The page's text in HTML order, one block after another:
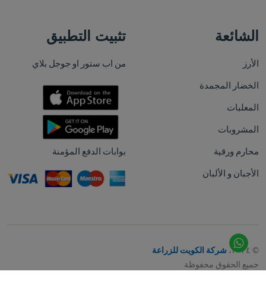
الشائعة
الأرز
الخضار المجمدة
المعلبات
المشروبات
محارم ورقية
الأجبان و الألبان
تثبيت التطبيق
من اب ستور او جوجل بلاي
بوابات الدفع المؤمنة
© ٢٠٢٤،
شركة الكويت للزراعة
جميع الحقوق محفوظة